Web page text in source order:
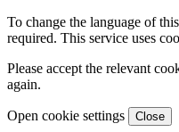
To change the language of
required. This service uses
Please accept the relevant
again.
Open cookie settings Close